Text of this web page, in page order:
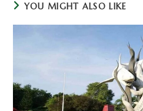
YOU MIGHT ALSO LIKE